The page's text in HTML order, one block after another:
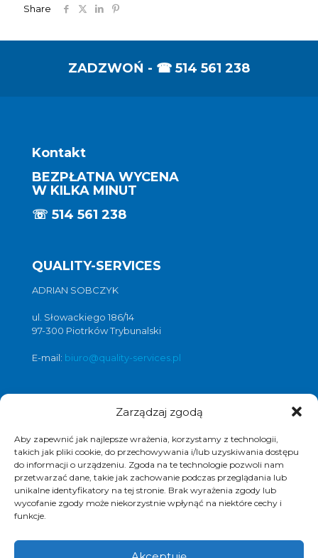
Zarządzaj zgodą
Aby zapewnić jak najlepsze wrażenia, korzystamy z technologii,
takich jak pliki cookie, do przechowywania i/lub uzyskiwania dostępu
do informacji o urządzeniu. Zgoda na te technologie pozwoli nam
przetwarzać dane, takie jak zachowanie podczas przeglądania lub
unikalne identyfikatory na tej stronie. Brak wyrażenia zgody lub
wycofanie zgody może niekorzystnie wpłynąć na niektóre cechy i
funkcje.
Share
ZADZWOŃ - ☎ 514 561 238
Kontakt
BEZPŁATNA WYCENA
W KILKA MINUT
☏ 514 561 238
QUALITY-SERVICES
ADRIAN SOBCZYK
ul. Słowackiego 186/14
97-300 Piotrków Trybunalski
E-mail: biuro@quality-services.pl
Oferta usług czyszczenia posadzek i
czyszczenie posadzek Warszawa,
czyszczenie posadzek Łódź,
czyszczenie posadzek Poznań,
czyszczenie posadzek Katowice,